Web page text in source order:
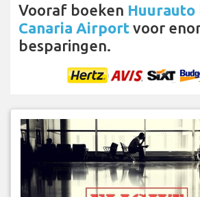
Vooraf boeken Huurauto
Canaria Airport voor
besparingen.